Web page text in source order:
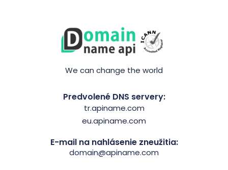
We can change the world
Predvolené DNS servery:
tr.apiname.com
eu.apiname.com
E-mail na nahlásenie zneužitia:
domain@apiname.com